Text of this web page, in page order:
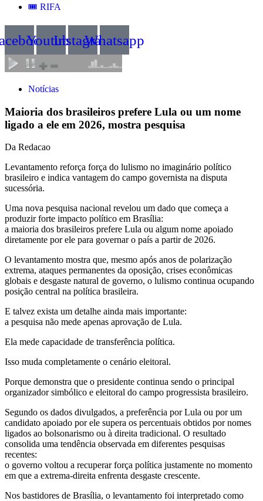
🎟️ RIFA
YoutubeInstagramWhatsapp
Notícias
Maioria dos brasileiros prefere Lula ou um nome
ligado a ele em 2026, mostra pesquisa
Da Redacao
Levantamento reforça força do lulismo no imaginário político
brasileiro e indica vantagem do campo governista na disputa
sucessória.
Uma nova pesquisa nacional revelou um dado que começa a
produzir forte impacto político em Brasília:
a maioria dos brasileiros prefere Lula ou algum nome apoiado
diretamente por ele para governar o país a partir de 2026.
O levantamento mostra que, mesmo após anos de polarização
extrema, ataques permanentes da oposição, crises econômicas
globais e desgaste natural de governo, o lulismo continua ocupando
posição central na política brasileira.
E talvez exista um detalhe ainda mais importante:
a pesquisa não mede apenas aprovação de Lula.
Ela mede capacidade de transferência política.
Isso muda completamente o cenário eleitoral.
Porque demonstra que o presidente continua sendo o principal
organizador simbólico e eleitoral do campo progressista brasileiro.
Segundo os dados divulgados, a preferência por Lula ou por um
candidato apoiado por ele supera os percentuais obtidos por nomes
ligados ao bolsonarismo ou à direita tradicional. O resultado
consolida uma tendência observada em diferentes pesquisas
recentes:
o governo voltou a recuperar força política justamente no momento
em que a extrema-direita enfrenta desgaste crescente.
Nos bastidores de Brasília, o levantamento foi interpretado como